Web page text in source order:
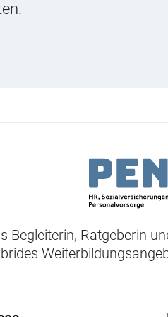
Begleiterin, Ratgeberin